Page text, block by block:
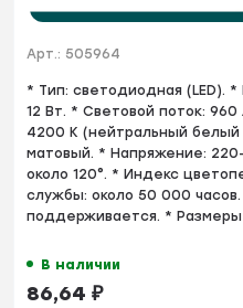
Арт.: 505964
* Тип: светодиодная (LED).
12 Вт. * Световой поток:
4200 K (нейтральный белый
матовый. * Напряжение:
около 120°. * Индекс
службы: около 50 000
поддерживается. *
В наличии
86,64 ₽